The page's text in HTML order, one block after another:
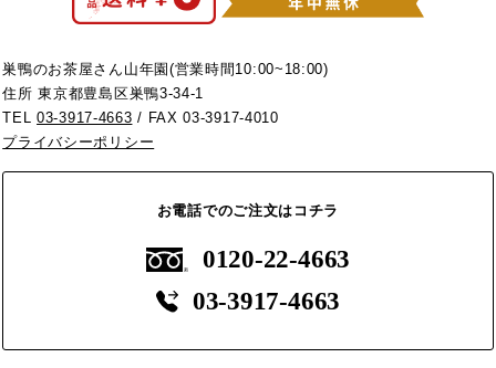
巣鴨のお茶屋さん山年園(営業時間10:00~18:00)
住所 東京都豊島区巣鴨3-34-1
TEL03-3917-4663 / FAX 03-3917-4010
プライバシーポリシー
お電話でのご注文はコチラ
0120-22-4663
03-3917-4663